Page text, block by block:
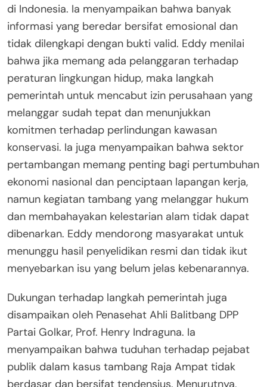
di Indonesia. Ia menyampaikan bahwa banyak
informasi yang beredar bersifat emosional dan
tidak dilengkapi dengan bukti valid. Eddy menilai
bahwa jika memang ada pelanggaran terhadap
peraturan lingkungan hidup, maka langkah
pemerintah untuk mencabut izin perusahaan yang
melanggar sudah tepat dan menunjukkan
komitmen terhadap perlindungan kawasan
konservasi. Ia juga menyampaikan bahwa sektor
pertambangan memang penting bagi pertumbuhan
ekonomi nasional dan penciptaan lapangan kerja,
namun kegiatan tambang yang melanggar hukum
dan membahayakan kelestarian alam tidak dapat
dibenarkan. Eddy mendorong masyarakat untuk
menunggu hasil penyelidikan resmi dan tidak ikut
menyebarkan isu yang belum jelas kebenarannya.
Dukungan terhadap langkah pemerintah juga
disampaikan oleh Penasehat Ahli Balitbang DPP
Partai Golkar, Prof. Henry Indraguna. Ia
menyampaikan bahwa tuduhan terhadap pejabat
publik dalam kasus tambang Raja Ampat tidak
berdasar dan bersifat tendensius. Menurutnya,